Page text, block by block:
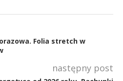
Folia stretch w
następny post